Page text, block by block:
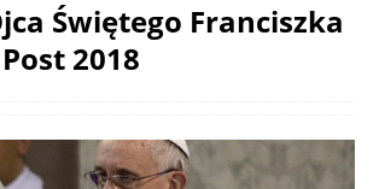
Świętego Franciszka
2018